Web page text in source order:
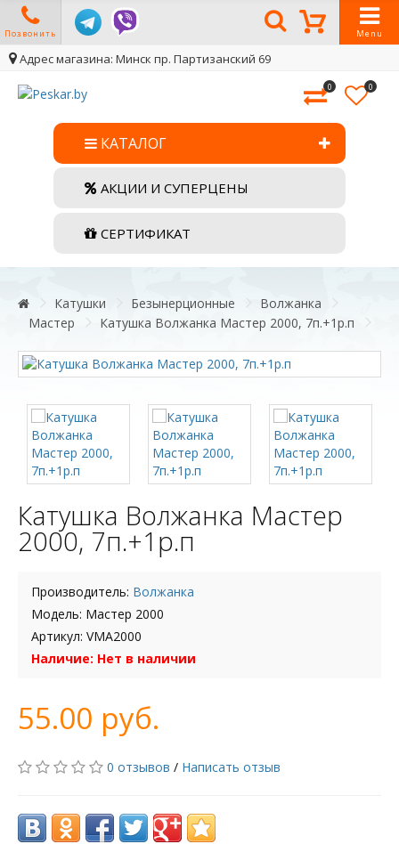
Позвонить Menu
Адрес магазина: Минск пр. Партизанский 69
0 0
КАТАЛОГ
АКЦИИ И СУПЕРЦЕНЫ
СЕРТИФИКАТ
Катушки Безынерционные
Волжанка
Мастер
Катушка Волжанка Мастер 2000, 7п.+1р.п
Катушка Волжанка Мастер
2000, 7п.+1р.п
Производитель: Волжанка
Модель: Мастер 2000
Артикул: VMA2000
Наличие: Нет в наличии
55.00 руб.
0 отзывов / Написать отзыв